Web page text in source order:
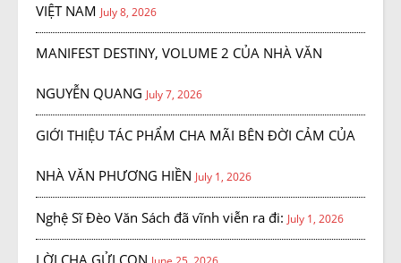
VIỆT NAM July 8, 2026
MANIFEST DESTINY, VOLUME 2 CỦA NHÀ VĂN
NGUYỄN QUANG July 7, 2026
GIỚI THIỆU TÁC PHẨM CHA MÃI BÊN ĐỜI CẢM CỦA
NHÀ VĂN PHƯƠNG HIỀN July 1, 2026
Nghệ Sĩ Đèo Văn Sách đã vĩnh viễn ra đi: July 1, 2026
LỜI CHA GỬI CON